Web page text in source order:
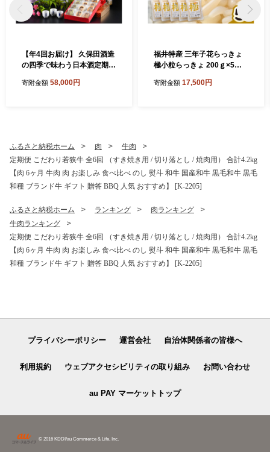
【年4回お届け】 久保田酒造
の四季で味わう日本酒定期便
～ 定期便 純米吟醸 純米原酒
-1302]
寄附金額 58,000円
福井特産 三年子花らっきょ
極小粒らっきょ 200ｇ×5袋
りの三年掘り栽培』 希少 漬
寄附金額 17,500円
ふるさと納税ホーム 肉
牛肉
定期便 こだわり若狭牛 全6回 （すき焼き用 / 切り落とし / 焼肉用） 合計4.2kg
【肉 6ヶ月 牛肉 肉 お楽しみ 食べ比べ のし 熨斗 和牛 国産和牛 黒毛和牛 黒毛
和種 ブランド牛 ギフト 贈答 BBQ 人気 おすすめ】 [K-2205]
ふるさと納税ホーム ランキング
肉ランキング
牛肉ランキング
定期便 こだわり若狭牛 全6回 （すき焼き用 / 切り落とし / 焼肉用） 合計4.2kg
【肉 6ヶ月 牛肉 肉 お楽しみ 食べ比べ のし 熨斗 和牛 国産和牛 黒毛和牛 黒毛
和種 ブランド牛 ギフト 贈答 BBQ 人気 おすすめ】 [K-2205]
プライバシーポリシー 運営会社 自治体関係者の皆様へ
利用規約 ウェブアクセシビリティの取り組み お問い合わせ
au PAY マーケットトップ
© 2016 KDDI/au Commerce & Life, Inc.